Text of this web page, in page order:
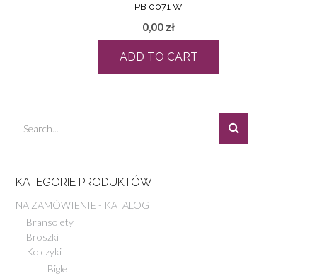
PB 0071 W
0,00 zł
ADD TO CART
KATEGORIE PRODUKTÓW
NA ZAMÓWIENIE - KATALOG
Bransolety
Broszki
Kolczyki
Bigle